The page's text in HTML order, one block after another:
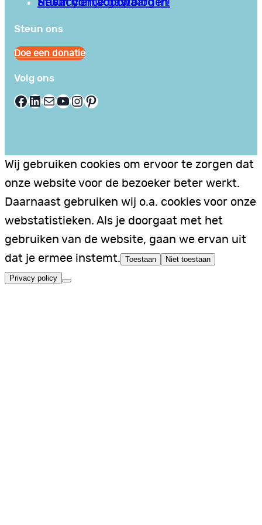
Privacy en Voorwaarden
Stuur hier je gastblog in!
Neem contact op
Steun ons
Doe een donatie
Volg ons
Facebook LinkedIn E-mail YouTube InstagramPinterest
Wij gebruiken cookies om ervoor te zorgen dat
onze website voor de bezoeker beter werkt.
Daarnaast gebruiken wij o.a. cookies voor onze
webstatistieken. Als je doorgaat met het
gebruiken van de website, gaan we ervan uit
dat je ermee instemt. Toestaan Niet toestaan
Privacy policy